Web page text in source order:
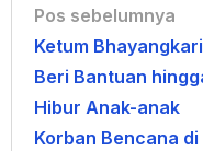
Navigasi
pos
Pos sebelumnya
Ketum Bhayangkari
Beri Bantuan
Hibur Anak-anak
Korban Bencana di